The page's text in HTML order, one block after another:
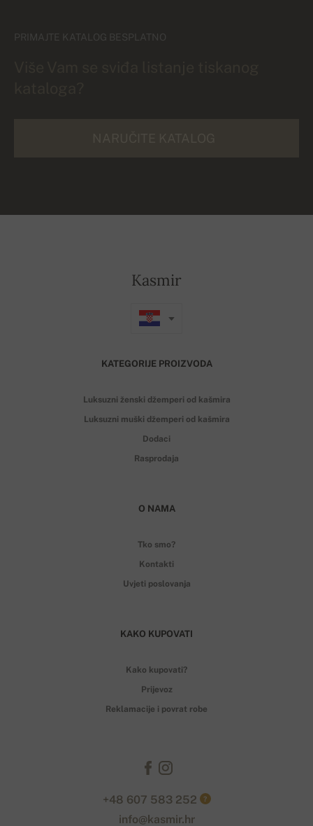
PRIMAJTE KATALOG BESPLATNO
Kasmir
KATEGORIJE PROIZVODA
Luksuzni ženski džemperi od kašmira
Luksuzni muški džemperi od kašmira
Dodaci
Rasprodaja
O NAMA
Tko smo?
Kontakti
Uvjeti poslovanja
KAKO KUPOVATI
Kako kupovati?
Prijevoz
Reklamacije i povrat robe
+48 607 583 252 ?
info@kasmir.hr